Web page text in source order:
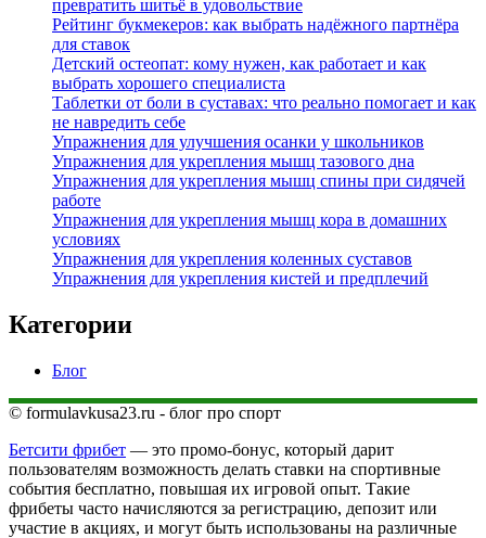
превратить шитьё в удовольствие
Рейтинг букмекеров: как выбрать надёжного партнёра
для ставок
Детский остеопат: кому нужен, как работает и как
выбрать хорошего специалиста
Таблетки от боли в суставах: что реально помогает и как
не навредить себе
Упражнения для улучшения осанки у школьников
Упражнения для укрепления мышц тазового дна
Упражнения для укрепления мышц спины при сидячей
работе
Упражнения для укрепления мышц кора в домашних
условиях
Упражнения для укрепления коленных суставов
Упражнения для укрепления кистей и предплечий
Категории
Блог
© formulavkusa23.ru - блог про спорт
Бетсити фрибет — это промо-бонус, который дарит
пользователям возможность делать ставки на спортивные
события бесплатно, повышая их игровой опыт. Такие
фрибеты часто начисляются за регистрацию, депозит или
участие в акциях, и могут быть использованы на различные